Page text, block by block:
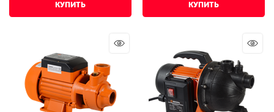
КУПИТЬ КУПИТЬ